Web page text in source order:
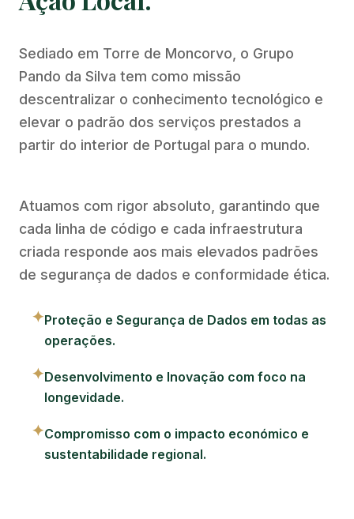
Sediado em Torre de Moncorvo, o Grupo
Pando da Silva tem como missão
descentralizar o conhecimento tecnológico e
elevar o padrão dos serviços prestados a
partir do interior de Portugal para o mundo.
Atuamos com rigor absoluto, garantindo que
cada linha de código e cada infraestrutura
criada responde aos mais elevados padrões
de segurança de dados e conformidade ética.
✦Proteção e Segurança de Dados em todas as
operações.
✦Desenvolvimento e Inovação com foco na
longevidade.
✦Compromisso com o impacto económico e
sustentabilidade regional.